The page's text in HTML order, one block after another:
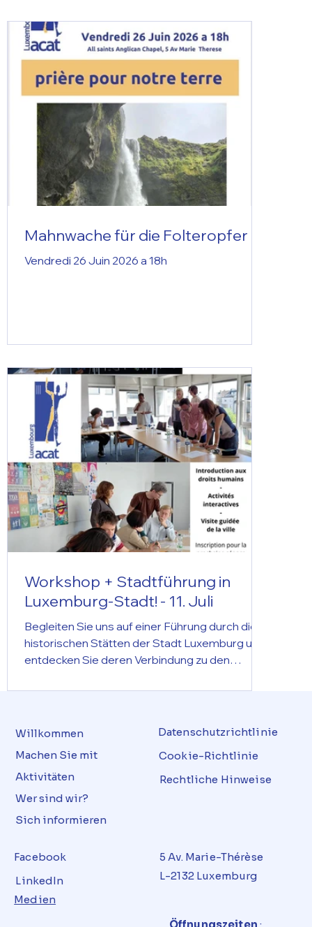
Mahnwache für die Folteropfer
Vendredi 26 Juin 2026 a 18h
Workshop + Stadtführung in
Luxemburg-Stadt! - 11. Juli
Begleiten Sie uns auf einer Führung durch die
historischen Stätten der Stadt Luxemburg und
entdecken Sie deren Verbindung zu den
Jugendzentrum, Route de Thionville 87, am 11.
Teil des Projekts „Topografie der
beleuchtet, die mit Menschenrechten, ihrer
Entwicklung und Menschenrechtsverletzungen
in Verbindung stehen. Menschenrechte
Willkommen
Machen Sie mit
Aktivitäten
Wer sind wir?
Sich informieren
Datenschutzrichtlinie
Cookie-Richtlinie
Rechtliche Hinweise
Facebook
LinkedIn
Medien
5 Av. Marie-Thérèse
L-2132 Luxemburg